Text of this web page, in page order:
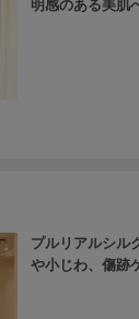
明感のある美肌
プルリアルシル
や小じわ、傷跡